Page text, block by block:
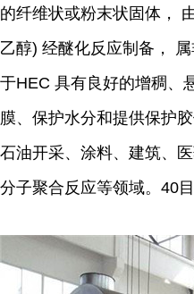
的纤维状或粉末状固体，
乙醇) 经醚化反应制备，
于HEC 具有良好的增稠、
膜、保护水分和提供保护
石油开采、涂料、建筑、
分子聚合反应等领域。40